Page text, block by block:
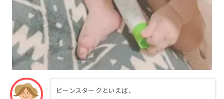
ビーンスタークといえば、